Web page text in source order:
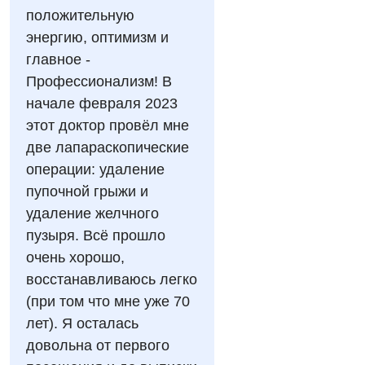
Видео
Нейросонография
Рентгенография
УЗИ
Эндоскопическое отделение
Для взрослых
Акушерство и гинекология
Аллергология, иммунология
Андрология
Бесплатные услуги
Вакцинация
Гастроэнтерология
Отделение неотложных состояний
Офтальмологическое отделение
Скорая медицинская помощь
Терапевтическое отделение
Травматологическое отделение
Хирургическое отделение
Эндоскопическое отделение
Декларирование
Национальный скрининг здоровья 40+
Украинский
Русский
положительную
энергию, оптимизм и
главное -
Профессионализм! В
начале февраля 2023
этот доктор провёл мне
две лапараскопические
операции: удаление
пупочной грыжи и
удаление желчного
пузыря. Всё прошло
очень хорошо,
восстанавливаюсь легко
(при том что мне уже 70
лет). Я осталась
довольна от первого